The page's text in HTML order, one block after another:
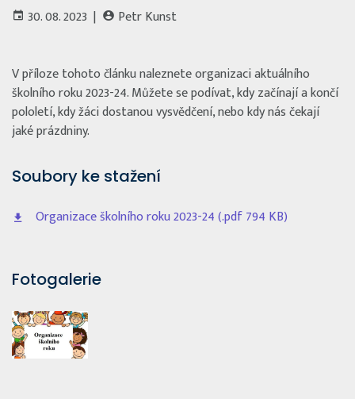
30. 08. 2023 | Petr Kunst
V příloze tohoto článku naleznete organizaci aktuálního
školního roku 2023-24. Můžete se podívat, kdy začínají a končí
pololetí, kdy žáci dostanou vysvědčení, nebo kdy nás čekají
jaké prázdniny.
Soubory ke stažení
Organizace školního roku 2023-24 (.pdf 794 KB)
Fotogalerie